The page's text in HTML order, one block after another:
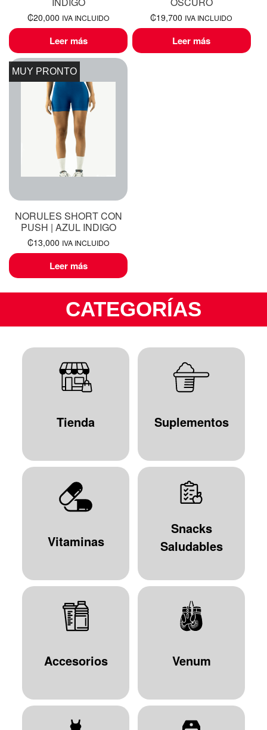
₡20,000 IVA INCLUIDO
Leer más
₡19,700 IVA INCLUIDO
Leer más
MUY PRONTO
NORULES SHORT CON
PUSH | AZUL INDIGO
₡13,000 IVA INCLUIDO
Leer más
CATEGORÍAS
Tienda Suplementos
Vitaminas
Snacks
Saludables
Accesorios Venum